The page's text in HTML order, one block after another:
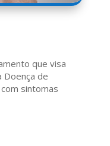
que visa
Doença de
sintomas